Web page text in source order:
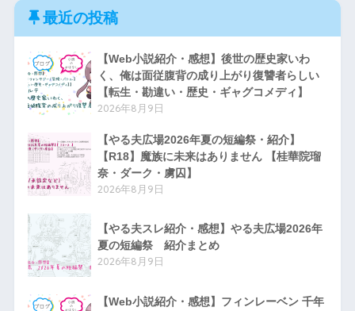
最近の投稿
【Web小説紹介・感想】後世の歴史家いわ
く、俺は面従腹背の成り上がり復讐者らしい
【転生・勘違い・歴史・ギャグコメディ】
2026年8月9日
【やる夫広場2026年夏の短編祭・紹介】
【R18】魔族に未来はありません 【桂華院瑠
奈・ダーク・虜囚】
2026年8月9日
【やる夫スレ紹介・感想】やる夫広場2026年
夏の短編祭 紹介まとめ
2026年8月9日
【Web小説紹介・感想】フィンレーベン 千年